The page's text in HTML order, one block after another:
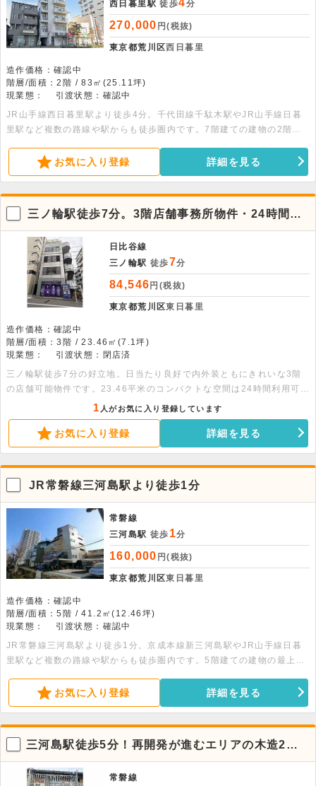
西日暮里駅 徒歩4分
270,000 円(税抜)
東京都荒川区西日暮里
造作価格：確認中
階層/面積：2階 / 83㎡(25.11坪)
現業態：
引渡状態：確認中
JR山手線西日暮里駅より徒歩4分。千代田線千駄木駅やJR山手線日暮
里駅など複数の路線や駅からも徒歩圏内です。7階建ての建物の2階部
自動ドア・電気給湯器・エレベーター完備です。
お気に入り登録 詳細を見る
三ノ輪駅徒歩7分。3階店舗事務所物件・24時間利
用可
日比谷線
三ノ輪駅 徒歩7分
84,546 円(税抜)
東京都荒川区東日暮里
造作価格：確認中
階層/面積：3階 / 23.46㎡(7.1坪)
現業態：
引渡状態：閉店済
三ノ輪駅徒歩7分の好立地。日当たり良好で内外装ともにきれいな3階
の店舗可能物件です。23.46平米のコンパクトな空間は24時間利用可能
で、物販や美容室・サロンなどの幅広い業態に対応。お気軽にお問い合
わせください。
1 人がお気に入り登録しています
お気に入り登録 詳細を見る
JR常磐線三河島駅より徒歩1分
常磐線
三河島駅 徒歩 1分
160,000 円(税抜)
東京都荒川区東日暮里
造作価格：確認中
階層/面積：5階 / 41.2㎡(12.46坪)
現業態：
引渡状態：確認中
JR常磐線三河島駅より徒歩1分。京成本線新三河島駅やJR山手線日暮
里駅など複数の路線や駅からも徒歩圏内です。5階建ての建物の最上
事務所利用も可能です。
お気に入り登録 詳細を見る
三河島駅徒歩5分！再開発が進むエリアの木造2階
建1階部分店舗
常磐線